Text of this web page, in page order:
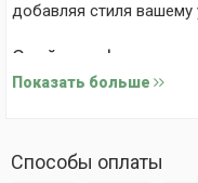
добавляя стиля вашему
Свойства формы
Для производства
металлический каркас,
Показать больше
Способы оплаты